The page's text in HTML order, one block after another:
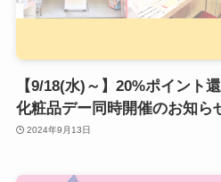
【9/18(水)～】20%ポイント
化粧品デー同時開催のお知ら
2024年9月13日